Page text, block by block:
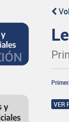
VER